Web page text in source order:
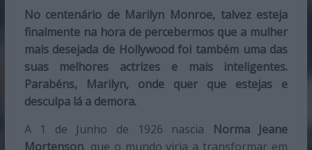
No centenário de Marilyn Monroe, talvez esteja
finalmente na hora de percebermos que a mulher
mais desejada de Hollywood foi também uma das
suas melhores actrizes e mais inteligentes.
Parabéns, Marilyn, onde quer que estejas e
desculpa lá a demora.
A 1 de Junho de 1926 nascia
Norma Jeane
Mortenson, que o mundo viria a transformar em